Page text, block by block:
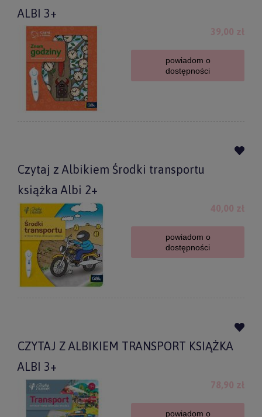
ALBI 3+
39,00 zł
powiadom o
dostępności
Czytaj z Albikiem Środki transportu
książka Albi 2+
40,00 zł
powiadom o
dostępności
CZYTAJ Z ALBIKIEM TRANSPORT KSIĄŻKA
ALBI 3+
78,90 zł
powiadom o